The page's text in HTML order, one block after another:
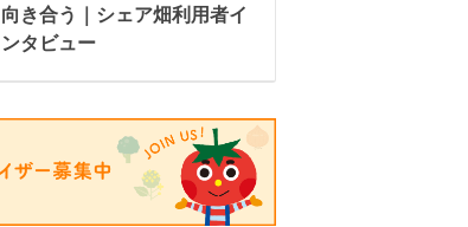
向き合う｜シェア畑利用者イ
ンタビュー